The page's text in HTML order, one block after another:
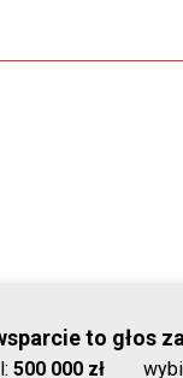
to głos
500 000 zł